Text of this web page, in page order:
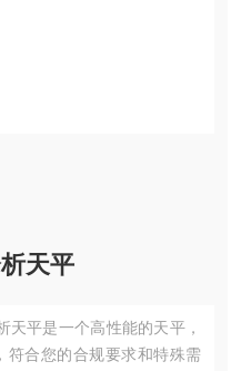
天平
天平是一个高性能的天平，
符合您的合规要求和特殊需